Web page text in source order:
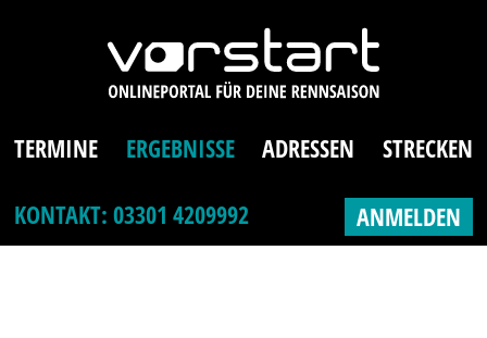
TERMINE ERGEBNISSE ADRESSEN
STRECKEN
KONTAKT: 03301 4209992
ANMELDEN